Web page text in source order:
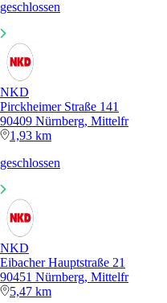
geschlossen
NKD
Pirckheimer Straße 141
90409 Nürnberg, Mittelfr
1,93 km
geschlossen
NKD
Eibacher Hauptstraße 21
90451 Nürnberg, Mittelfr
5,47 km